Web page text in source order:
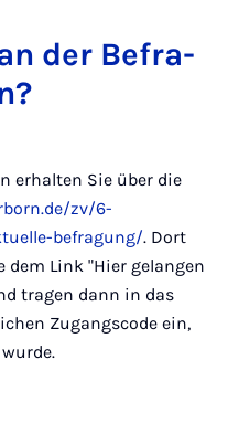
der Be­fra­
erhalten Sie über die
zv/6-
befragung/. Dort
Link "Hier gelangen
tragen dann in das
Zugangscode ein,